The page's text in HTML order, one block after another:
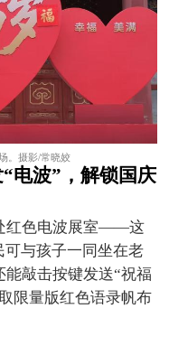
。摄影/常晓姣
“电波”，解锁国庆
红色电波展室——这
可与孩子一同坐在老
敲击按键发送“祝福
限量版红色语录帆布